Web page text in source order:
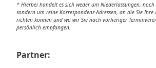
* Hierbei handelt es sich weder um Niederlassungen, noch
sondern um reine Korrespondenz-Adressen, an die Sie Ihre
richten können und wo wir Sie nach vorheriger
persönlich empfangen.
Partner: